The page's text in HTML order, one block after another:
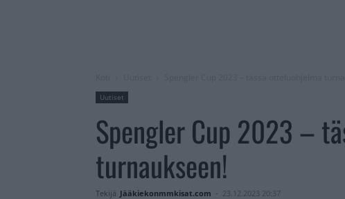
Uutiset
Spengler Cup 2023 –
turnaukseen!
Tekijä Jääkiekonmmkisat.com - 23.12.2023 20:37